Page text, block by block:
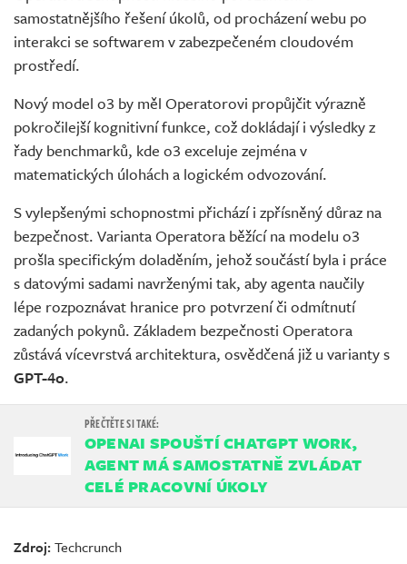
samostatnějšího řešení úkolů, od procházení webu po
interakci se softwarem v zabezpečeném cloudovém
prostředí.
Nový model o3 by měl Operatorovi propůjčit výrazně
pokročilejší kognitivní funkce, což dokládají i výsledky z
řady benchmarků, kde o3 exceluje zejména v
matematických úlohách a logickém odvozování.
S vylepšenými schopnostmi přichází i zpřísněný důraz na
bezpečnost. Varianta Operatora běžící na modelu o3
prošla specifickým doladěním, jehož součástí byla i práce
s datovými sadami navrženými tak, aby agenta naučily
lépe rozpoznávat hranice pro potvrzení či odmítnutí
zadaných pokynů. Základem bezpečnosti Operatora
zůstává vícevrstvá architektura, osvědčená již u varianty s
GPT-4o.
OPENAI SPOUŠTÍ CHATGPT WORK,
AGENT MÁ SAMOSTATNĚ ZVLÁDAT
CELÉ PRACOVNÍ ÚKOLY
Zdroj:Techcrunch